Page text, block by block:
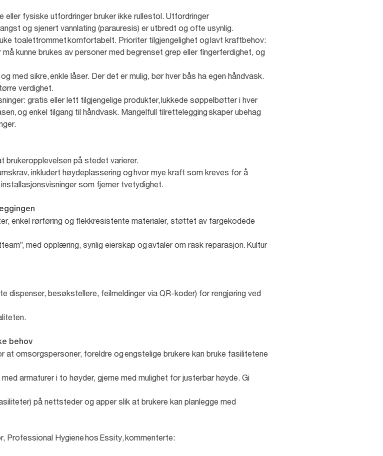
fysiske utfordringer bruker ikke rullestol. Utfordringer
og sjenert vannlating (parauresis) er utbredt og ofte usynlig.
toalettrommet komfortabelt. Prioriter tilgjengelighet og lavt kraftbehov:
kunne brukes av personer med begrenset grep eller fingerferdighet, og
med sikre, enkle låser. Der det er mulig, bør hver bås ha egen håndvask.
verdighet.
gratis eller lett tilgjengelige produkter, lukkede søppelbøtter i hver
og enkel tilgang til håndvask. Mangelfull tilrettelegging skaper ubehag
brukeropplevelsen på stedet varierer.
inkludert høydeplassering og hvor mye kraft som kreves for å
som fjerner tvetydighet.
enkel rørføring og flekkresistente materialer, støttet av fargekodede
med opplæring, synlig eierskap og avtaler om rask reparasjon. Kultur
dispenser, besøkstellere, feilmeldinger via QR-koder) for rengjøring ved
behov
at omsorgspersoner, foreldre og engstelige brukere kan bruke fasilitetene
armaturer i to høyder, gjerne med mulighet for justerbar høyde. Gi
på nettsteder og apper slik at brukere kan planlegge med
Professional Hygiene hos Essity, kommenterte: